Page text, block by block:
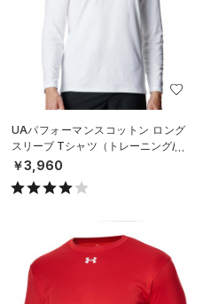
UAパフォーマンスコットン ロング
スリーブ Tシャツ（トレーニング/M
EN）
￥3,960